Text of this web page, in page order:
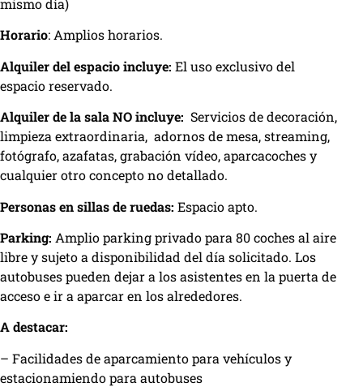
mismo día)
Horario: Amplios horarios.
Alquiler del espacio incluye: El uso exclusivo del
espacio reservado.
Alquiler de la sala NO incluye: Servicios de decoración,
limpieza extraordinaria, adornos de mesa, streaming,
fotógrafo, azafatas, grabación vídeo, aparcacoches y
cualquier otro concepto no detallado.
Personas en sillas de ruedas: Espacio apto.
Parking: Amplio parking privado para 80 coches al aire
libre y sujeto a disponibilidad del día solicitado. Los
autobuses pueden dejar a los asistentes en la puerta de
acceso e ir a aparcar en los alrededores.
A destacar:
– Facilidades de aparcamiento para vehículos y
estacionamiendo para autobuses